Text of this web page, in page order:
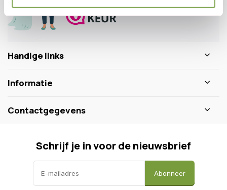
Handige links
Informatie
Contactgegevens
Schrijf je in voor de nieuwsbrief
Abonneer